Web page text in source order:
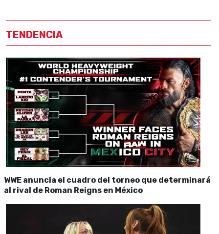
TENDENCIA
WWE anuncia el cuadro del torneo que determinará
al rival de Roman Reigns en México